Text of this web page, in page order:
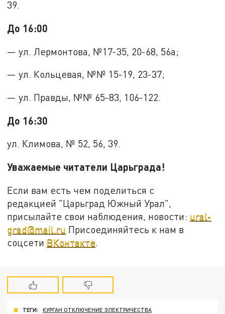
39.
До 16:00
— ул. Лермонтова, №17-35, 20-68, 56а;
— ул. Кольцевая, №№ 15-19, 23-37;
— ул. Правды, №№ 65-83, 106-122.
До 16:30
ул. Климова, № 52, 56, 39.
Уважаемые читатели Царьграда!
Если вам есть чем поделиться с
редакцией "Царьград Южный Урал",
присылайте свои наблюдения, новости: ural-
grad@mail.ru Присоединяйтесь к нам в
соцсети ВКонтакте.
ТЕГИ: КУРГАН ОТКЛЮЧЕНИЕ ЭЛЕКТРИЧЕСТВА